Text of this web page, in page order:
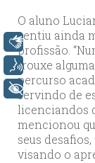
O aluno
sentiu ainda
profissão.
trouxe
percurso
servindo de
licenciandos
mencionou
seus
visando o
Libras
Voz
+